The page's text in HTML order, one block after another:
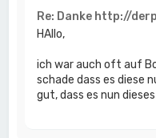
Re: Danke http://
HAllo,
ich war auch oft auf
schade dass es diese
gut, dass es nun